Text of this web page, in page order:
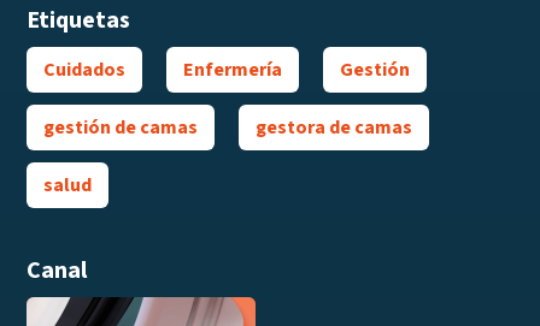
Etiquetas
Cuidados Enfermería Gestión
gestión de camas gestora de camas
salud
Canal